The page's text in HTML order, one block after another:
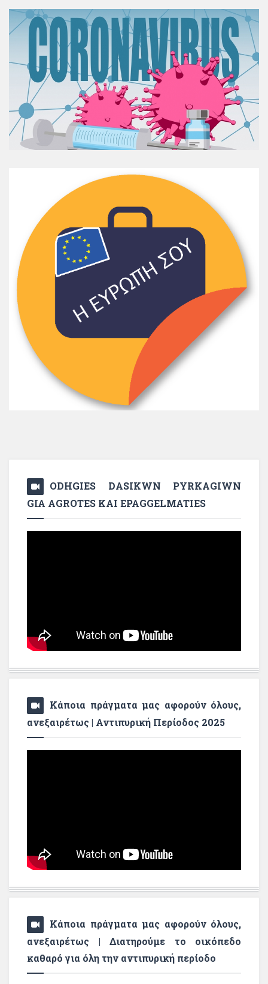
ODHGIES DASIKWN PYRKAGIWN
GIA AGROTES KAI EPAGGELMATIES
Κάποια πράγματα μας αφορούν όλους,
ανεξαιρέτως | Αντιπυρική Περίοδος 2025
Κάποια πράγματα μας αφορούν όλους,
ανεξαιρέτως | Διατηρούμε το οικόπεδο
καθαρό για όλη την αντιπυρική περίοδο